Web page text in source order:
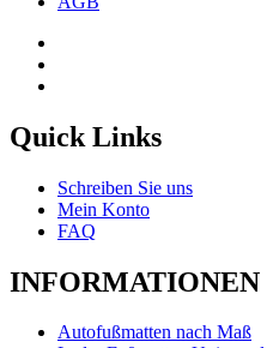
Quick Links
Schreiben Sie uns
Mein Konto
FAQ
INFORMATIONEN
Autofußmatten nach Maß